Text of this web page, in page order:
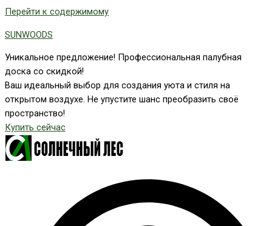
Перейти к содержимому
SUNWOODS
Уникальное предложение! Профессиональная палубная
доска со скидкой!
Ваш идеальный выбор для создания уюта и стиля на
открытом воздухе. Не упустите шанс преобразить своё
пространство!
Купить сейчас